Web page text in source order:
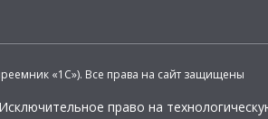
«1С»). Все права на сайт защищены
право на